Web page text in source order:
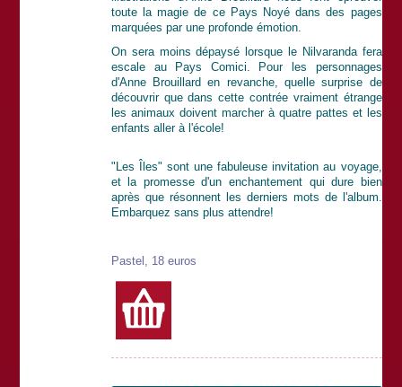
toute la magie de ce Pays Noyé dans des pages
marquées par une profonde émotion.
On sera moins dépaysé lorsque le Nilvaranda fera
escale au Pays Comici. Pour les personnages
d'Anne Brouillard en revanche, quelle surprise de
découvrir que dans cette contrée vraiment étrange
les animaux doivent marcher à quatre pattes et les
enfants aller à l'école!
"Les Îles" sont une fabuleuse invitation au voyage,
et la promesse d'un enchantement qui dure bien
après que résonnent les derniers mots de l'album.
Embarquez sans plus attendre!
Pastel, 18 euros